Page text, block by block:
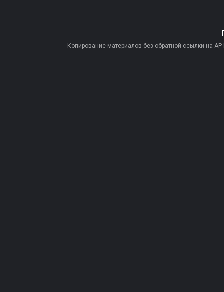
Копирование материалов без обратной ссылки на